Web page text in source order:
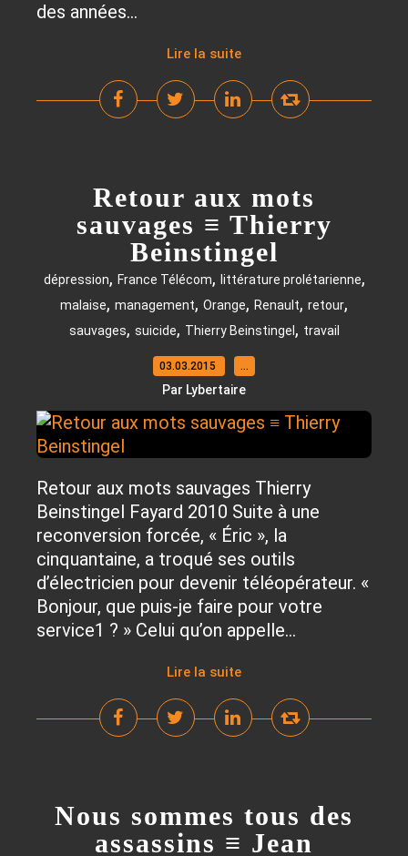
des années...
Lire la suite
Retour aux mots
sauvages ≡ Thierry
Beinstingel
dépression, France Télécom, littérature prolétarienne,
malaise, management, Orange, Renault, retour,
sauvages, suicide, Thierry Beinstingel , travail
03.03.2015 …
Par Lybertaire
Retour aux mots sauvages Thierry
Beinstingel Fayard 2010 Suite à une
reconversion forcée, « Éric », la
cinquantaine, a troqué ses outils
d’électricien pour devenir téléopérateur. «
Bonjour, que puis-je faire pour votre
service1 ? » Celui qu’on appelle...
Lire la suite
Nous sommes tous des
assassins ≡ Jean